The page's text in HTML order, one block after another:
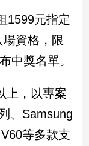
1599元指定
資格，限
中獎名單。
上，以專案
、Samsung
等多款支